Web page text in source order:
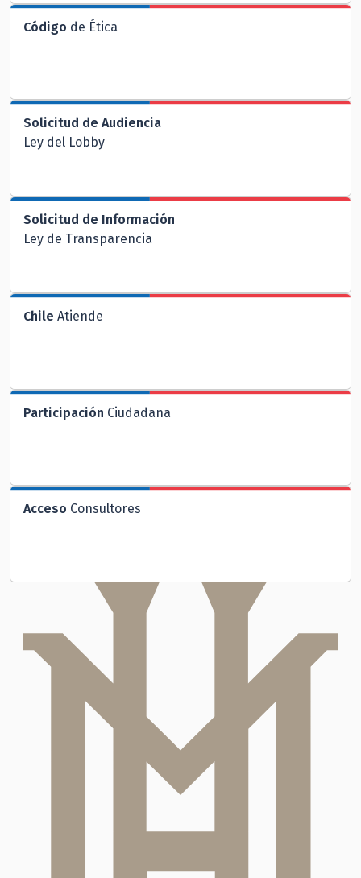
Código de Ética
Solicitud de Audiencia
Ley del Lobby
Solicitud de Información
Ley de Transparencia
Chile Atiende
Participación Ciudadana
Acceso Consultores